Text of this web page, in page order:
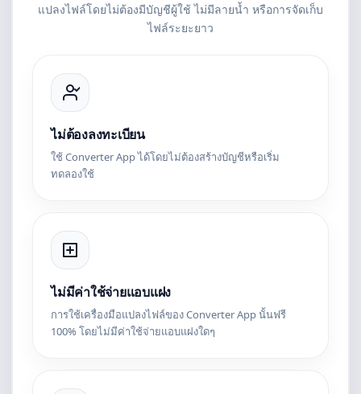
แปลงไฟล์โดยไม่ต้องมีบัญชีผู้ใช้ ไม่มีลายน้ำ หรือการจัดเก็บ
ไฟล์ระยะยาว
ไม่ต้องลงทะเบียน
ใช้ Converter App ได้โดยไม่ต้องสร้างบัญชีหรือเริ่ม
ทดลองใช้
ไม่มีค่าใช้จ่ายแอบแฝง
การใช้เครื่องมือแปลงไฟล์ของ Converter App นั้นฟรี
100% โดยไม่มีค่าใช้จ่ายแอบแฝงใดๆ